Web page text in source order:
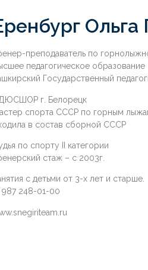
Ольга
преподаватель по
педагогическое образование
Государственный
г. Белорецк
спорта СССР по горным
в состав сборной СССР
по спорту II категории
стаж – с 2003г.
с детьми от 3-х лет и старше.
987 248-01-00